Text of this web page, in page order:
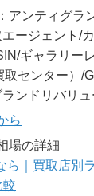
アンティグラ
ージェント/
ギャラリー
取センター）/
ンドリバリュ
ら
場の詳細
ら｜買取店別
較